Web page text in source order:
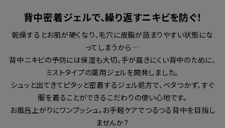
背中密着ジェルで、繰り返すニキビを防ぐ！
乾燥するとお肌が硬くなり、毛穴に皮脂が詰まりやすい状態にな
ってしまうから…
背中ニキビの予防には保湿も大切。手が届きにくい背中のために、
ミストタイプの薬用ジェルを開発しました。
シュッと出てきてピタッと密着するジェル処方で、ベタつかず、すぐ
服を着ることができるこだわりの使い心地です。
お風呂上がりにワンプッシュ。お手軽ケアでつるつる背中を目指し
ませんか？